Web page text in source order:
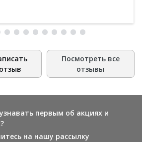
отзыв
Посмотреть все
отзывы
первым об акциях и
на нашу рассылку